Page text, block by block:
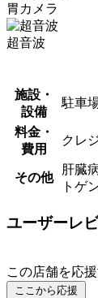
胃カメラ
超音波
施設・
設備
駐車
料金・
費用
クレ
その他
肝臓
トゲ
ユーザーレ
この店舗を応援
ここから応援